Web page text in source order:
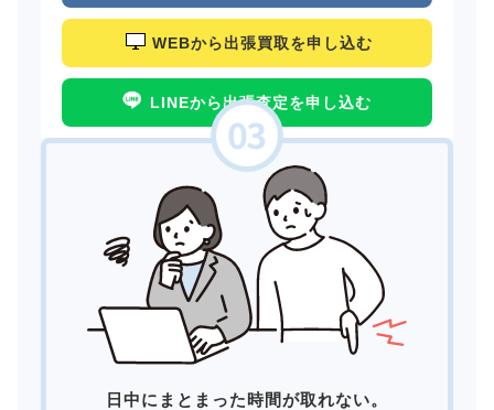
WEBから出張買取を申し込む
LINEから出張査定を申し込む
日中にまとまった時間が取れない。